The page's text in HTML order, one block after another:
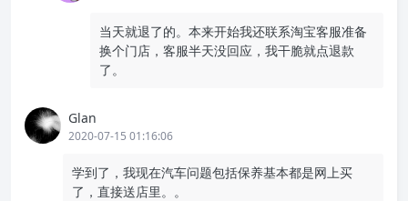
当天就退了的。本来开始我还联系淘宝客服准备
换个门店，客服半天没回应，我干脆就点退款
了。
Glan
2020-07-15 01:16:06
学到了，我现在汽车问题包括保养基本都是网上买
了，直接送店里。。